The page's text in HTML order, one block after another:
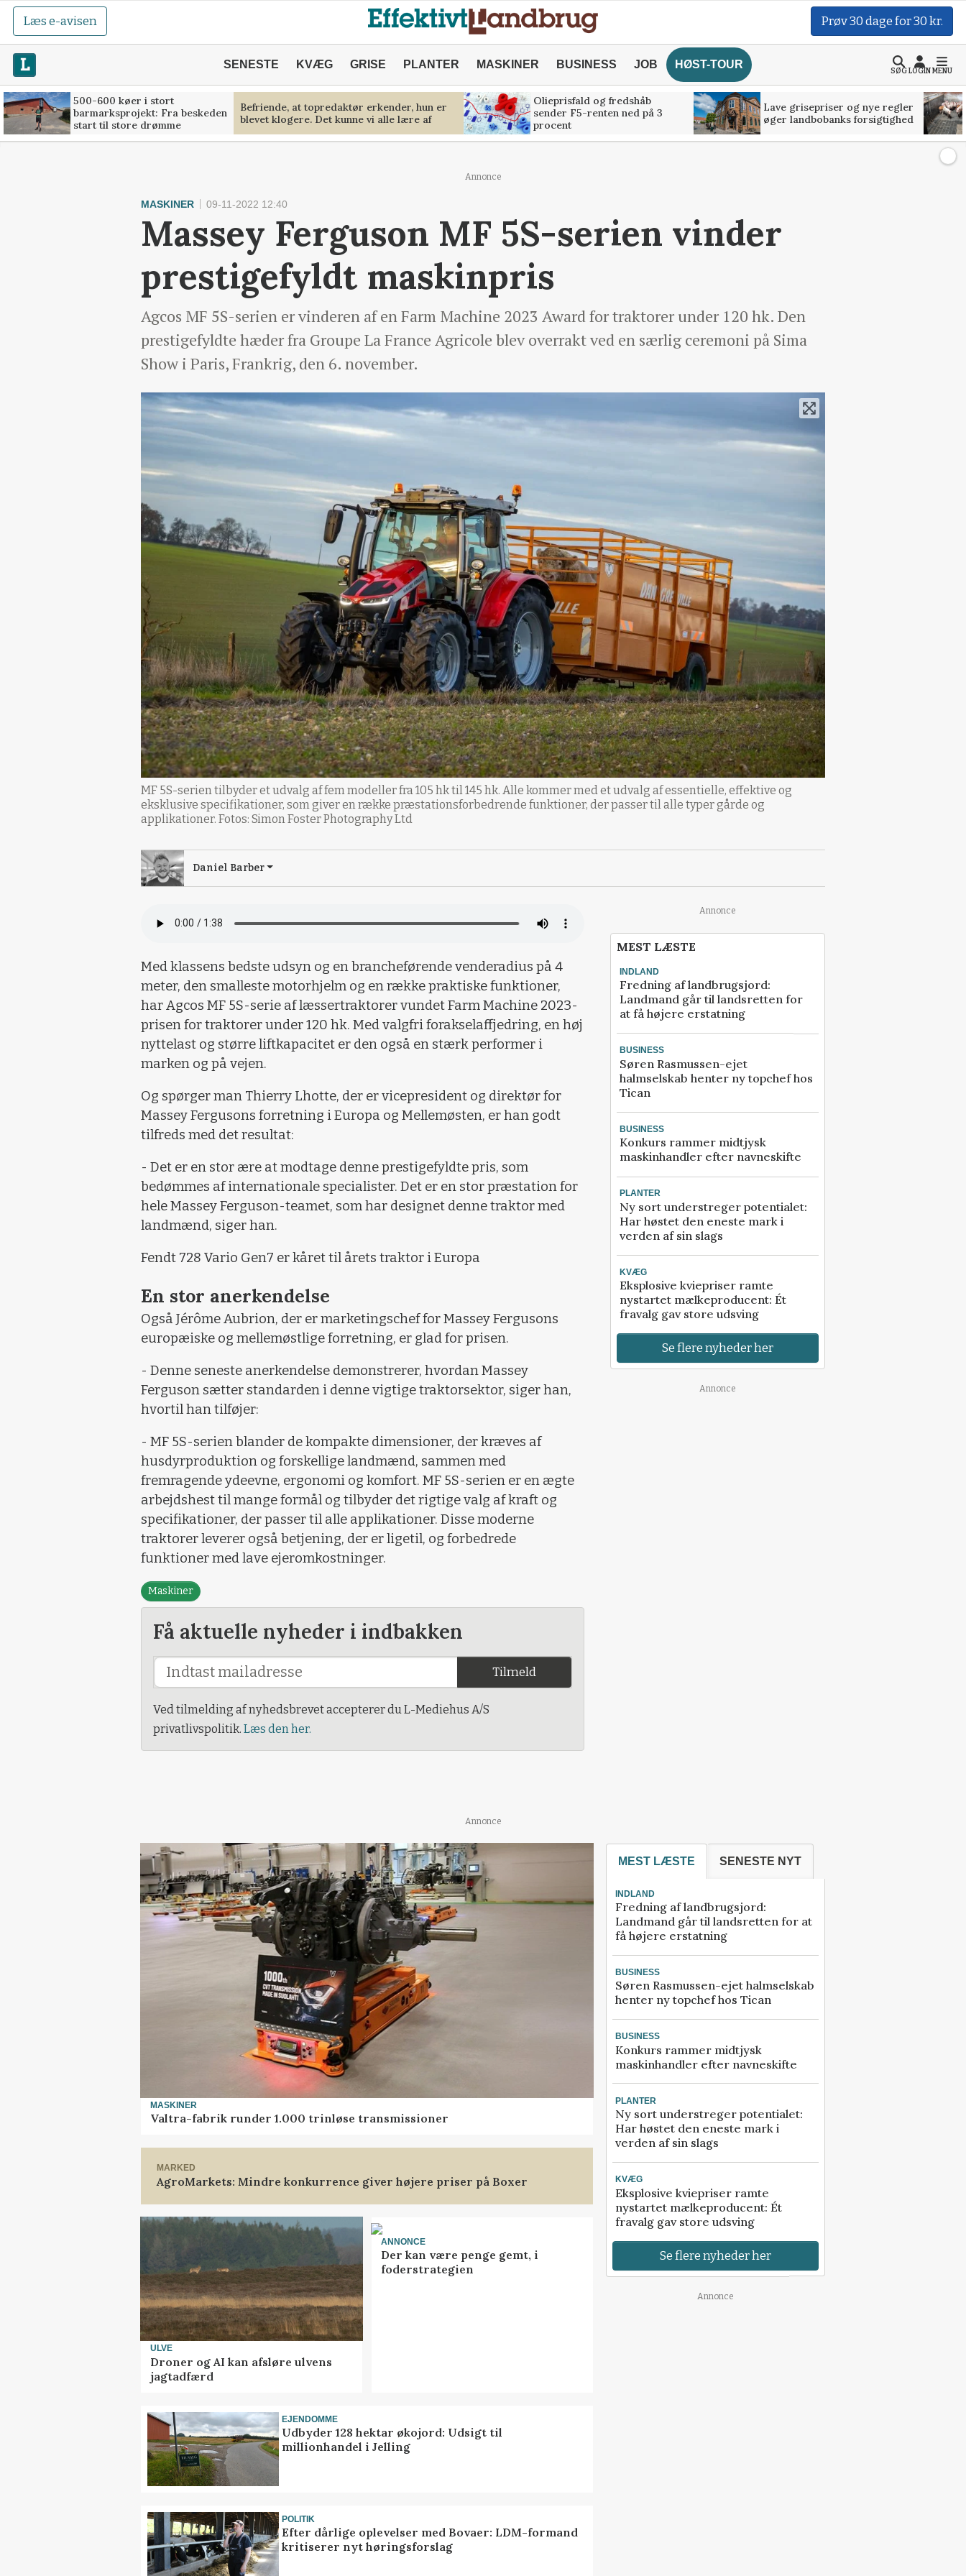
Læs e-avisen Prøv 30 dage for 30 kr.
SENESTE KVÆG GRISE PLANTER MASKINER BUSINESS JOB HØST-TOUR
SØGLOGINMENU
500-600 køer i stort
barmarksprojekt: Fra beskeden
start til store drømme
Befriende, at topredaktør erkender, hun er
blevet klogere. Det kunne vi alle lære af
Olieprisfald og fredshåb
sender F5-renten ned på 3
procent
Lave grisepriser og nye regler
øger landbobanks forsigtighed
Annonce
MASKINER 09-11-2022 12:40
Massey Ferguson MF 5S-serien vinder
prestigefyldt maskinpris
Agcos MF 5S-serien er vinderen af ​​en Farm Machine 2023 Award for traktorer under 120 hk. Den
prestigefyldte hæder fra Groupe La France Agricole blev overrakt ved en særlig ceremoni på Sima
Show i Paris, Frankrig, den 6. november.
MF 5S-serien tilbyder et udvalg af fem modeller fra 105 hk til 145 hk. Alle kommer med et udvalg af essentielle, effektive og
eksklusive specifikationer, som giver en række præstationsforbedrende funktioner, der passer til alle typer gårde og
applikationer. Fotos: Simon Foster Photography Ltd
Daniel Barber
Med klassens bedste udsyn og en brancheførende venderadius på 4
meter, den smalleste motorhjelm og en række praktiske funktioner,
har Agcos MF 5S-serie af læssertraktorer vundet Farm Machine 2023-
prisen for traktorer under 120 hk. Med valgfri forakselaffjedring, en høj
nyttelast og større liftkapacitet er den også en stærk performer i
marken og på vejen.
Og spørger man Thierry Lhotte, der er vicepresident og direktør for
Massey Fergusons forretning i Europa og Mellemøsten, er han godt
tilfreds med det resultat:
- Det er en stor ære at modtage denne prestigefyldte pris, som
bedømmes af internationale specialister. Det er en stor præstation for
hele Massey Ferguson-teamet, som har designet denne traktor med
landmænd, siger han.
Fendt 728 Vario Gen7 er kåret til årets traktor i Europa
En stor anerkendelse
Også Jérôme Aubrion, der er marketingschef for Massey Fergusons
europæiske og mellemøstlige forretning, er glad for prisen.
- Denne seneste anerkendelse demonstrerer, hvordan Massey
Ferguson sætter standarden i denne vigtige traktorsektor, siger han,
hvortil han tilføjer:
- MF 5S-serien blander de kompakte dimensioner, der kræves af
husdyrproduktion og forskellige landmænd, sammen med
fremragende ydeevne, ergonomi og komfort. MF 5S-serien er en ægte
arbejdshest til mange formål og tilbyder det rigtige valg af kraft og
specifikationer, der passer til alle applikationer. Disse moderne
traktorer leverer også betjening, der er ligetil, og forbedrede
funktioner med lave ejeromkostninger.
Maskiner
Få aktuelle nyheder i indbakken
Tilmeld
Ved tilmelding af nyhedsbrevet accepterer du L-Mediehus A/S
privatlivspolitik. Læs den her.
Annonce
MEST LÆSTE
INDLAND
Fredning af landbrugsjord:
Landmand går til landsretten for
at få højere erstatning
BUSINESS
Søren Rasmussen-ejet
halmselskab henter ny topchef hos
Tican
BUSINESS
Konkurs rammer midtjysk
maskinhandler efter navneskifte
PLANTER
Ny sort understreger potentialet:
Har høstet den eneste mark i
verden af sin slags
KVÆG
Eksplosive kviepriser ramte
nystartet mælkeproducent: Ét
fravalg gav store udsving
Se flere nyheder her
Annonce
Annonce
MASKINER
Valtra-fabrik runder 1.000 trinløse transmissioner
MARKED
AgroMarkets: Mindre konkurrence giver højere priser på Boxer
ULVE
Droner og AI kan afsløre ulvens
jagtadfærd
ANNONCE
Der kan være penge gemt, i
foderstrategien
EJENDOMME
Udbyder 128 hektar økojord: Udsigt til
millionhandel i Jelling
POLITIK
Efter dårlige oplevelser med Bovaer: LDM-formand
kritiserer nyt høringsforslag
MEST LÆSTE SENESTE NYT
INDLAND
Fredning af landbrugsjord:
Landmand går til landsretten for at
få højere erstatning
BUSINESS
Søren Rasmussen-ejet halmselskab
henter ny topchef hos Tican
BUSINESS
Konkurs rammer midtjysk
maskinhandler efter navneskifte
PLANTER
Ny sort understreger potentialet:
Har høstet den eneste mark i
verden af sin slags
KVÆG
Eksplosive kviepriser ramte
nystartet mælkeproducent: Ét
fravalg gav store udsving
Se flere nyheder her
Annonce